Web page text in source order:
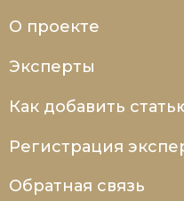
О проекте
Эксперты
Как добавить
Регистрация
Обратная связь